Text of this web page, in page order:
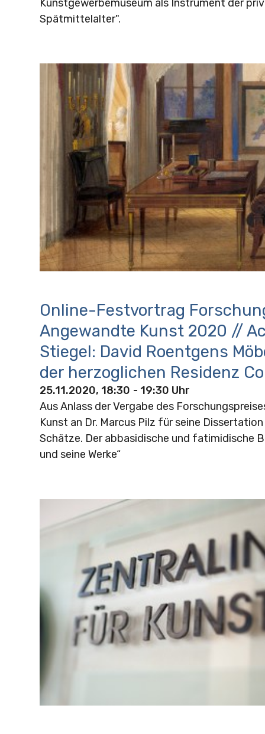
Kunstgewerbemuseum als Instrument der
Spätmittelalter".
Online-Festvortrag
Angewandte Kunst 2020 //
Stiegel: David Roentgens
der herzoglichen Residenz
25.11.2020, 18:30 - 19:30 Uhr
Aus Anlass der Vergabe des
Kunst an Dr. Marcus Pilz für seine
Schätze. Der abbasidische und fatimidische
und seine Werke“